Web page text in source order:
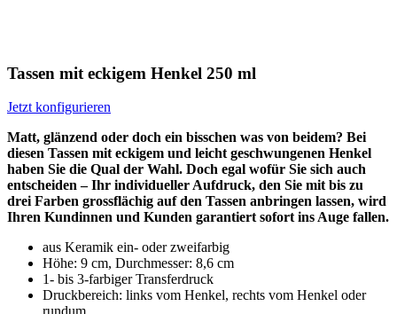
Tassen mit eckigem Henkel 250 ml
Jetzt konfigurieren
Matt, glänzend oder doch ein bisschen was von beidem? Bei
diesen Tassen mit eckigem und leicht geschwungenen Henkel
haben Sie die Qual der Wahl. Doch egal wofür Sie sich auch
entscheiden – Ihr individueller Aufdruck, den Sie mit bis zu
drei Farben grossflächig auf den Tassen anbringen lassen, wird
Ihren Kundinnen und Kunden garantiert sofort ins Auge fallen.
aus Keramik ein- oder zweifarbig
Höhe: 9 cm, Durchmesser: 8,6 cm
1- bis 3-farbiger Transferdruck
Druckbereich: links vom Henkel, rechts vom Henkel oder